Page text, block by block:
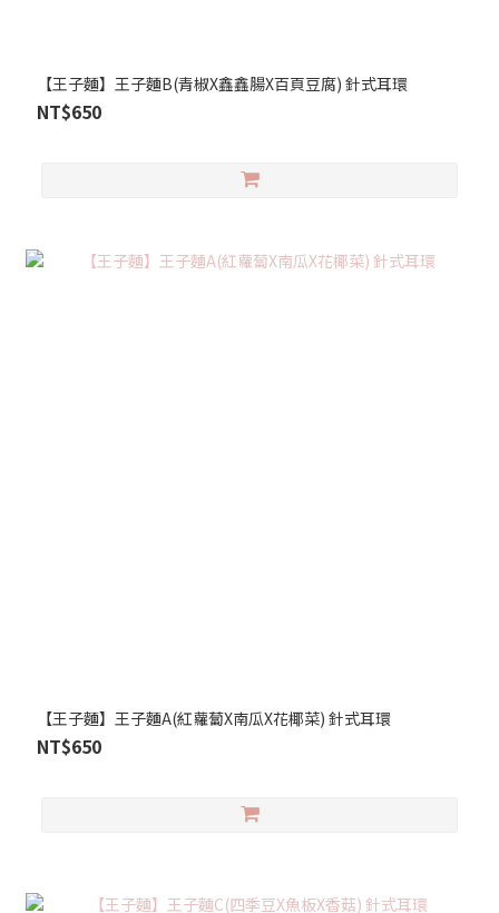
【王子麵】王子麵B(青椒X鑫鑫腸X百頁豆腐) 針式耳環
NT$650
【王子麵】王子麵A(紅蘿蔔X南瓜X花椰菜) 針式耳環
NT$650